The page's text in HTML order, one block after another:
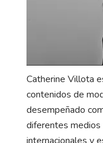
Catherine Villota
contenidos de
desempeñado
diferentes medios
internacionales y